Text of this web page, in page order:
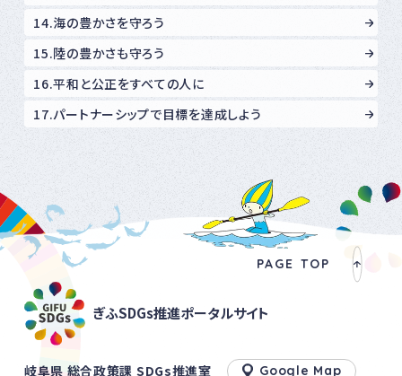
14.海の豊かさを守ろう
15.陸の豊かさも守ろう
16.平和と公正をすべての人に
17.パートナーシップで目標を達成しよう
PAGE TOP
ぎふSDGs推進ポータルサイト
岐阜県 総合政策課 SDGs推進室 Google Map